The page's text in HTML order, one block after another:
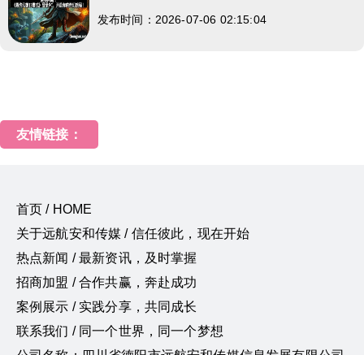
发布时间：2026-07-06 02:15:04
友情链接：
首页 / HOME
关于远航安和传媒 / 信任彼此，现在开始
热点新闻 / 最新资讯，及时掌握
招商加盟 / 合作共赢，奔赴成功
案例展示 / 实践分享，共同成长
联系我们 / 同一个世界，同一个梦想